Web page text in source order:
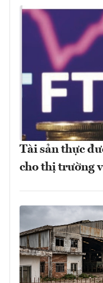
Tài sản thực
cho thị trường